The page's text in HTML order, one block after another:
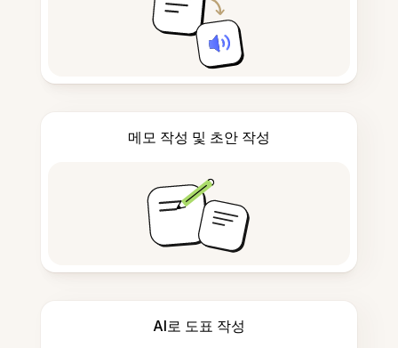
메모 작성 및 초안 작성
AI로 도표 작성